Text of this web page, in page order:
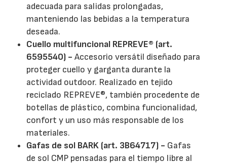
adecuada para salidas prolongadas,
manteniendo las bebidas a la temperatura
deseada.
Cuello multifuncional REPREVE® (art.
6595540) - Accesorio versátil diseñado para
proteger cuello y garganta durante la
actividad outdoor. Realizado en tejido
reciclado REPREVE®, también procedente de
botellas de plástico, combina funcionalidad,
confort y un uso más responsable de los
materiales.
Gafas de sol BARK (art. 3B64717) - Gafas
de sol CMP pensadas para el tiempo libre al